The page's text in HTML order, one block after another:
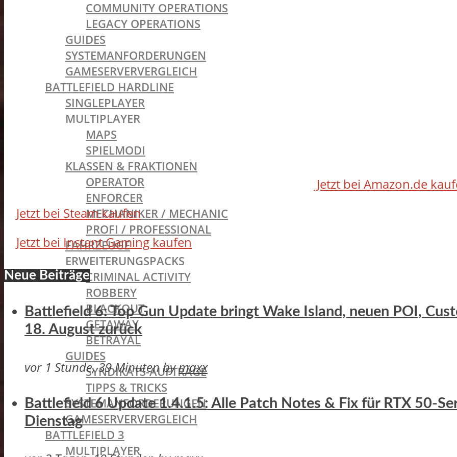
COMMUNITY OPERATIONS
LEGACY OPERATIONS
GUIDES
SYSTEMANFORDERUNGEN
GAMESERVERVERGLEICH
BATTLEFIELD HARDLINE
SINGLEPLAYER
MULTIPLAYER
MAPS
SPIELMODI
KLASSEN & FRAKTIONEN
OPERATOR
ENFORCER
MECHANIKER / MECHANIC
PROFI / PROFESSIONAL
FAHRZEUGE
ERWEITERUNGSPACKS
CRIMINAL ACTIVITY
ROBBERY
BLACKOUT
GETAWAY
BETRAYAL
GUIDES
SYNDIKATS-AUFTRÄGE
TIPPS & TRICKS
SYSTEMANFORDERUNGEN
GAMESERVERVERGLEICH
BATTLEFIELD 3
MULTIPLAYER
Jetzt bei Amazon.de
Jetzt bei Steam kaufen
Jetzt bei Instant Gaming kaufen
Neue Beiträge
Battlefield 6: Top Gun Update bringt Wake Island, neuen POI,
18. August zurück
vor 1 Stunde, 39 Minutenbymaxx
Battlefield 6 Update 1.4.1.5: Alle Patch Notes & Fix für RTX 50-
Dienstag